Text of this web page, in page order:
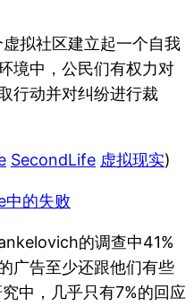
拟社区建立起一个自我
境中，公民们有权力对
行动并对纠纷进行裁
SecondLife 虚拟现实)
的失败
的调查中41%
广告至少还跟他们有些
中，几乎只有7%的回应